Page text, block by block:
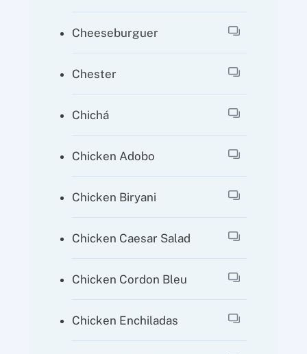
Cheeseburguer
Chester
Chichá
Chicken Adobo
Chicken Biryani
Chicken Caesar Salad
Chicken Cordon Bleu
Chicken Enchiladas